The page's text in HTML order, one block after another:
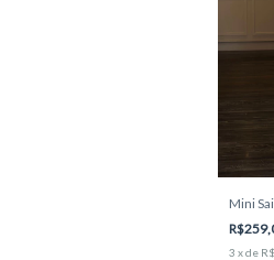
Mini
3 xde